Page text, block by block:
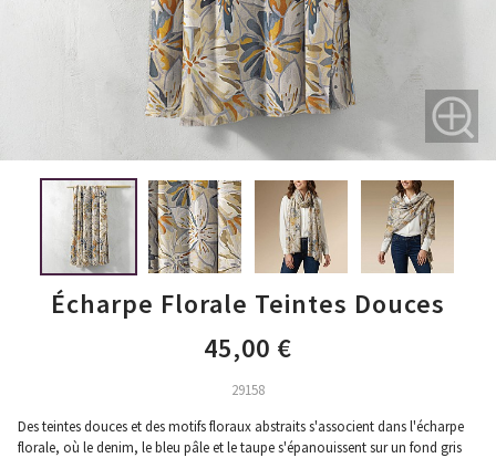
Écharpe Florale Teintes Douces
45,00 €
29158
Des teintes douces et des motifs floraux abstraits s'associent dans l'écharpe
florale, où le denim, le bleu pâle et le taupe s'épanouissent sur un fond gris